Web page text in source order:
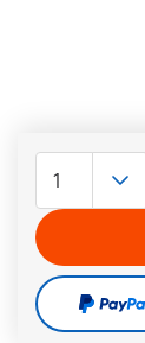
Gratis
10,99 €
incl. btwplus